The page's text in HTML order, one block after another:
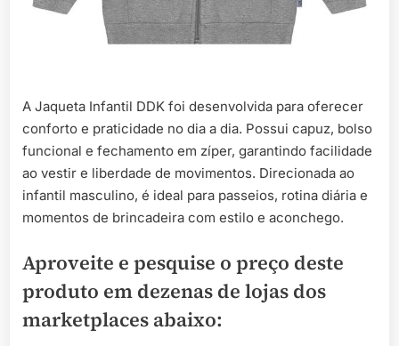
A Jaqueta Infantil DDK foi desenvolvida para oferecer
conforto e praticidade no dia a dia. Possui capuz, bolso
funcional e fechamento em zíper, garantindo facilidade
ao vestir e liberdade de movimentos. Direcionada ao
infantil masculino, é ideal para passeios, rotina diária e
momentos de brincadeira com estilo e aconchego.
Aproveite e pesquise o preço deste
produto em dezenas de lojas dos
marketplaces abaixo: